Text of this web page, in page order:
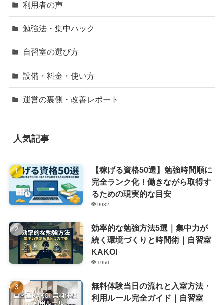
利用者の声
勉強法・集中ハック
自習室の選び方
設備・料金・使い方
運営の裏側・改善レポート
人気記事
【稼げる資格50選】勉強時間順に
完全ランク化！働きながら取得す
るための現実的な目安
9932
効率的な勉強方法5選｜集中力が
続く環境づくりと時間術｜自習室
KAKOI
1950
無料体験当日の流れと入室方法・
利用ルール完全ガイド｜自習室